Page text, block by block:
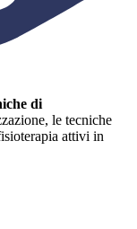
di
le tecniche
attivi in